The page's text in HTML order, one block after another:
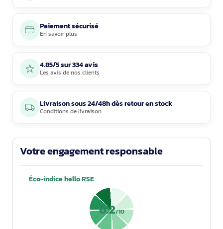
Paiement sécurisé
En savoir plus
4.85/5 sur 334 avis
Les avis de nos clients
Livraison sous 24/48h dès retour en stock
Conditions de livraison
Votre engagement responsable
Éco-indice hello RSE
6.2/10